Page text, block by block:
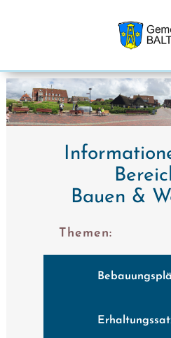
Bauen &
Themen: